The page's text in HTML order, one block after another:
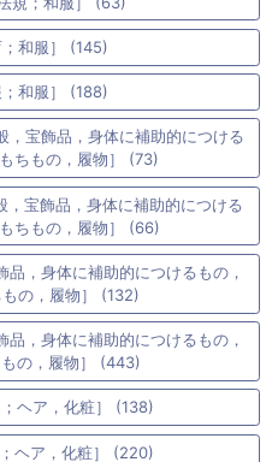
和服］ (145)
和服］ (188)
，宝飾品，身体に補助的につける
ちもの，履物］ (73)
，宝飾品，身体に補助的につける
ちもの，履物］ (66)
，身体に補助的につけるもの，
の，履物］ (132)
，身体に補助的につけるもの，
の，履物］ (443)
ヘア，化粧］ (138)
ヘア，化粧］ (220)